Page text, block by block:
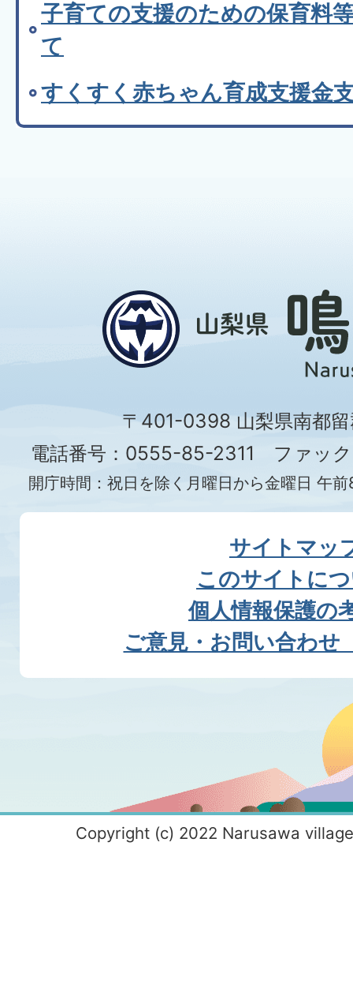
子育ての支援のための保育料
て
すくすく赤ちゃん育成支援金
〒401-0398 山梨県南都
電話番号：0555-85-2311 ファッ
開庁時間：祝日を除く月曜日から金曜日 午
サイトマッ
このサイトに
個人情報保護の
ご意見・お問い合わせ
Copyright (c) 2022 Narusawa